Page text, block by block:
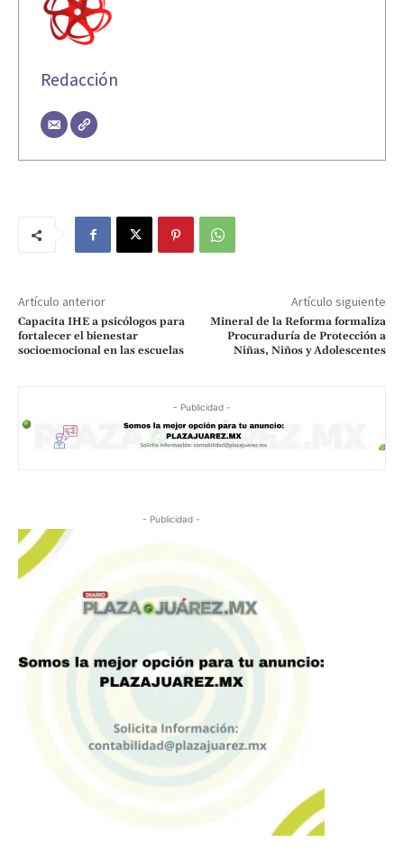
Redacción
Artículo anterior
Capacita IHE a psicólogos para
fortalecer el bienestar
socioemocional en las escuelas
Artículo siguiente
Mineral de la Reforma formaliza
Procuraduría de Protección a
Niñas, Niños y Adolescentes
- Publicidad -
- Publicidad -